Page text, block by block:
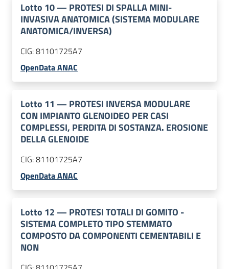
Lotto 10— PROTESI DI SPALLA MINI-
INVASIVA ANATOMICA (SISTEMA MODULARE
ANATOMICA/INVERSA)
CIG:81101725A7
OpenData ANAC
Lotto 11 — PROTESI INVERSA MODULARE
CON IMPIANTO GLENOIDEO PER CASI
COMPLESSI, PERDITA DI SOSTANZA. EROSIONE
DELLA GLENOIDE
CIG:81101725A7
OpenData ANAC
Lotto 12 — PROTESI TOTALI DI GOMITO -
SISTEMA COMPLETO TIPO STEMMATO
COMPOSTO DA COMPONENTI CEMENTABILI E
NON